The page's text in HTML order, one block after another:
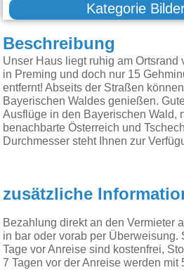
Kategorie
Beschreibung
Unser Haus liegt ruhig am Ortsrand
in Preming und doch nur 15
entfernt! Abseits der Straßen
Bayerischen Waldes genießen.
Ausflüge in den Bayerischen Wald,
benachbarte Österreich und
Durchmesser steht Ihnen zur
zusätzliche
Bezahlung direkt an den Vermieter
in bar oder vorab per Überweisung.
Tage vor Anreise sind kostenfrei,
7 Tagen vor der Anreise werden mit